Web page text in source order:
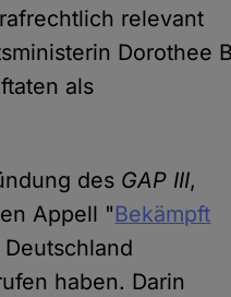
relevant
Dorothee
als
des GAP III,
Appell "Bekämpft
haben. Darin